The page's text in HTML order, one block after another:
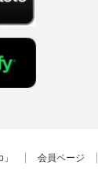
会員ページ